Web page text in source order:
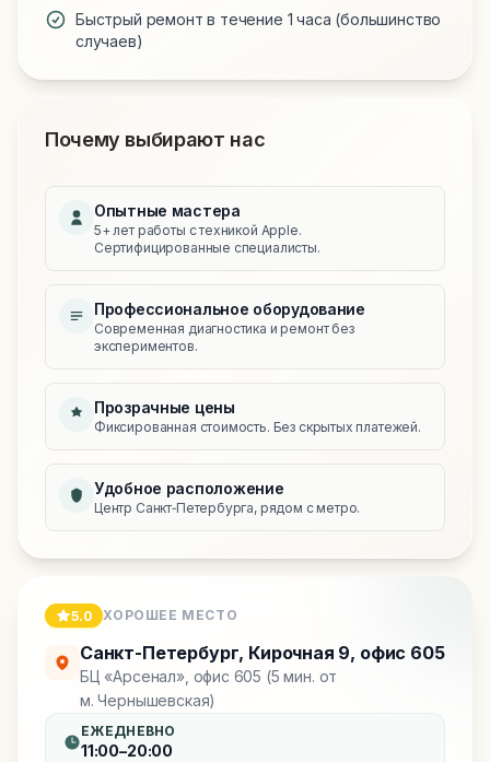
Быстрый ремонт в течение 1 часа (большинство
случаев)
Почему выбирают нас
Опытные мастера
5+ лет работы с техникой Apple.
Сертифицированные специалисты.
Профессиональное оборудование
Современная диагностика и ремонт без
экспериментов.
Прозрачные цены
Фиксированная стоимость. Без скрытых платежей.
Удобное расположение
Центр Санкт‑Петербурга, рядом с метро.
5.0 ХОРОШЕЕ МЕСТО
Санкт-Петербург, Кирочная 9, офис 605
БЦ «Арсенал», офис 605 (5 мин. от
м. Чернышевская)
ЕЖЕДНЕВНО
11:00–20:00